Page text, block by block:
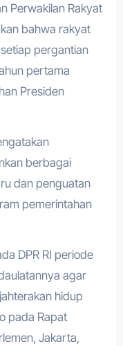
bahwa rakyat
pergantian
pertama
Presiden
berbagai
dan penguatan
pemerintahan
DPR RI periode
agar
hidup
pada Rapat
Jakarta,